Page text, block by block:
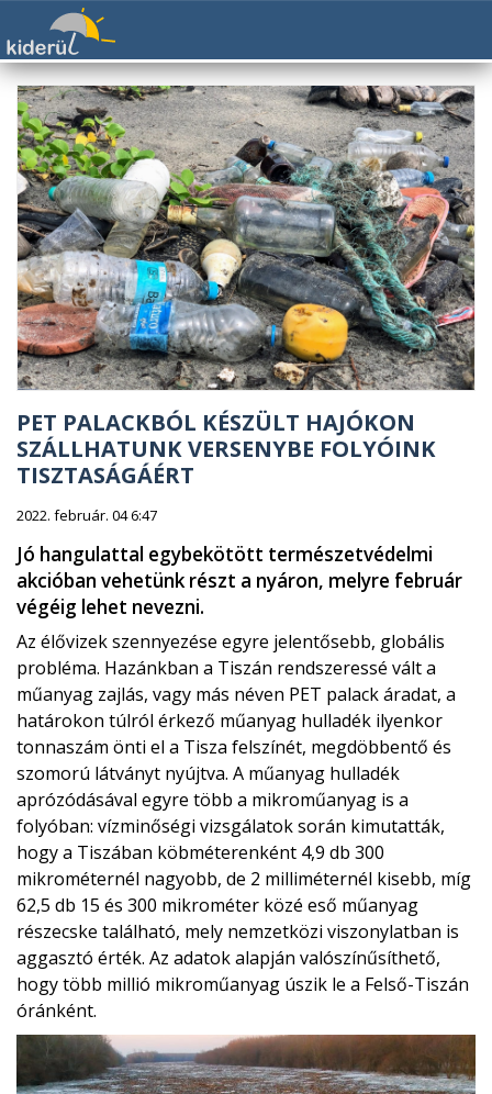
PET PALACKBÓL KÉSZÜLT HAJÓKON
SZÁLLHATUNK VERSENYBE FOLYÓINK
TISZTASÁGÁÉRT
2022. február. 04 6:47
Jó hangulattal egybekötött természetvédelmi
akcióban vehetünk részt a nyáron, melyre február
végéig lehet nevezni.
Az élővizek szennyezése egyre jelentősebb, globális
probléma. Hazánkban a Tiszán rendszeressé vált a
műanyag zajlás, vagy más néven PET palack áradat, a
határokon túlról érkező műanyag hulladék ilyenkor
tonnaszám önti el a Tisza felszínét, megdöbbentő és
szomorú látványt nyújtva. A műanyag hulladék
aprózódásával egyre több a mikroműanyag is a
folyóban: vízminőségi vizsgálatok során kimutatták,
hogy a Tiszában köbméterenként 4,9 db 300
mikrométernél nagyobb, de 2 milliméternél kisebb, míg
62,5 db 15 és 300 mikrométer közé eső műanyag
részecske található, mely nemzetközi viszonylatban is
aggasztó érték. Az adatok alapján valószínűsíthető,
hogy több millió mikroműanyag úszik le a Felső-Tiszán
óránként.